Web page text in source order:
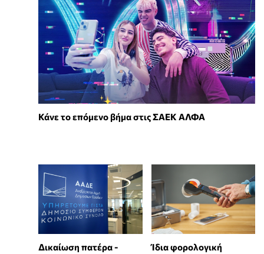
Κάνε το επόμενο βήμα στις ΣΑΕΚ ΑΛΦΑ
Δικαίωση πατέρα -
Ίδια φορολογική